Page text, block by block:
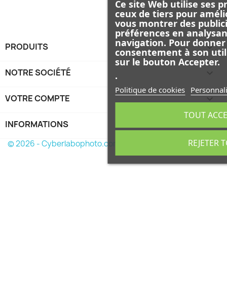
Ce site Web utilise ses
ceux de tiers pour
vous montrer des
préférences en
navigation. Pour
consentement à son
sur le bouton Accepter.
.
Politique de cookies
REJETER
TOUT
PRODUITS 
NOTRE SOCIÉTÉ
VOTRE COMPTE 
INFORMATIONS keyboard_arrow_down
© 2026 - Cyberlabophoto.com